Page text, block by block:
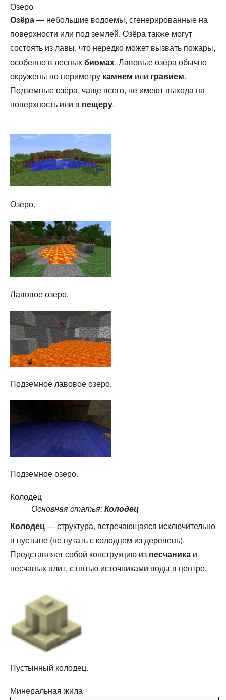
Озеро
Озёра— небольшие водоемы, сгенерированные на
поверхности или под землей. Озёра также могут
состоять из лавы, что нередко может вызвать пожары,
особенно в лесныхбиомах. Лавовые озёра обычно
окружены по периметру камнем или гравием.
Подземные озёра, чаще всего, не имеют выхода на
поверхность или в пещеру.
Озеро.
Лавовое озеро.
Подземное лавовое озеро.
Подземное озеро.
Колодец
Основная статья:Колодец
Колодец— структура, встречающаяся исключительно
в пустыне (не путать с колодцем из деревень).
Представляет собой конструкцию из песчаника и
песчаных плит, с пятью источниками воды в центре.
Пустынный колодец.
Минеральная жила